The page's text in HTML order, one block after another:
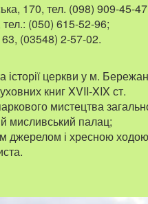
170, тел. (098) 909-45-
(050) 615-52-96;
(03548) 2-57-02.
церкви у м.
книг XVII-XIX ст.
мистецтва
мисливський палац;
джерелом і хресною